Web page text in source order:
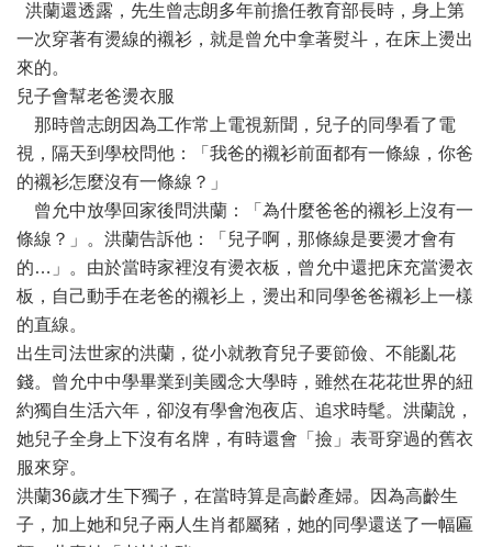
洪蘭還透露，先生曾志朗多年前擔任教育部長時，身上第
一次穿著有燙線的襯衫，就是曾允中拿著熨斗，在床上燙出
來的。
兒子會幫老爸燙衣服
那時曾志朗因為工作常上電視新聞，兒子的同學看了電
視，隔天到學校問他：「我爸的襯衫前面都有一條線，你爸
的襯衫怎麼沒有一條線？」
曾允中放學回家後問洪蘭：「為什麼爸爸的襯衫上沒有一
條線？」。洪蘭告訴他：「兒子啊，那條線是要燙才會有
的…」。由於當時家裡沒有燙衣板，曾允中還把床充當燙衣
板，自己動手在老爸的襯衫上，燙出和同學爸爸襯衫上一樣
的直線。
出生司法世家的洪蘭，從小就教育兒子要節儉、不能亂花
錢。曾允中中學畢業到美國念大學時，雖然在花花世界的紐
約獨自生活六年，卻沒有學會泡夜店、追求時髦。洪蘭說，
她兒子全身上下沒有名牌，有時還會「撿」表哥穿過的舊衣
服來穿。
洪蘭36歲才生下獨子，在當時算是高齡產婦。因為高齡生
子，加上她和兒子兩人生肖都屬豬，她的同學還送了一幅匾